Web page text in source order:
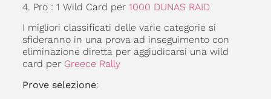
4. Pro : 1 Wild Card per 1000 DUNAS RAID
I migliori classificati delle varie categorie si
sfideranno in una prova ad inseguimento con
eliminazione diretta per aggiudicarsi una wild
card per Greece Rally
Prove selezione: